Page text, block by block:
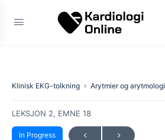
Klinisk EKG-tolkning Arytmier og arytmologi
LEKSJON 2, EMNE 18
In Progress